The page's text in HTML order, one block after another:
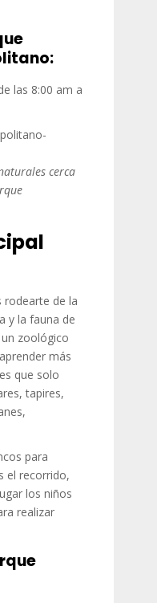
las 8:00 am a
cerca
rodearte de la
y la fauna de
zoológico
más
que solo
tapires,
para
el recorrido,
los niños
realizar